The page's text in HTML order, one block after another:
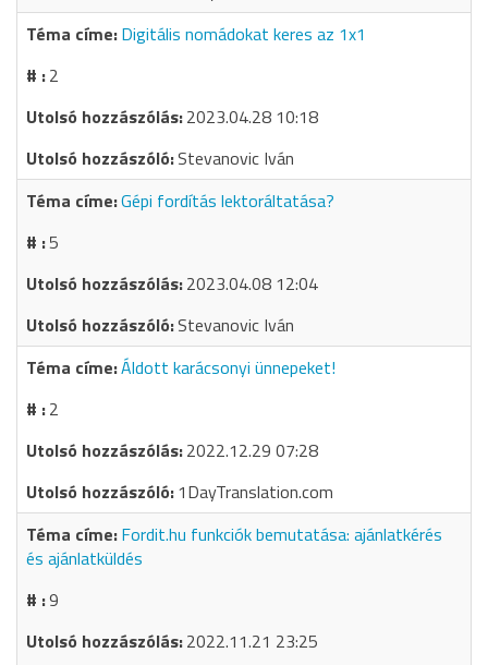
Digitális nomádokat keres az 1x1
2
2023.04.28 10:18
Stevanovic Iván
Gépi fordítás lektoráltatása?
5
2023.04.08 12:04
Stevanovic Iván
Áldott karácsonyi ünnepeket!
2
2022.12.29 07:28
1DayTranslation.com
Fordit.hu funkciók bemutatása: ajánlatkérés
és ajánlatküldés
9
2022.11.21 23:25